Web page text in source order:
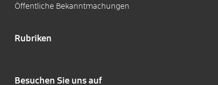
Öffentliche Bekanntmachungen
Rubriken
Besuchen Sie uns auf